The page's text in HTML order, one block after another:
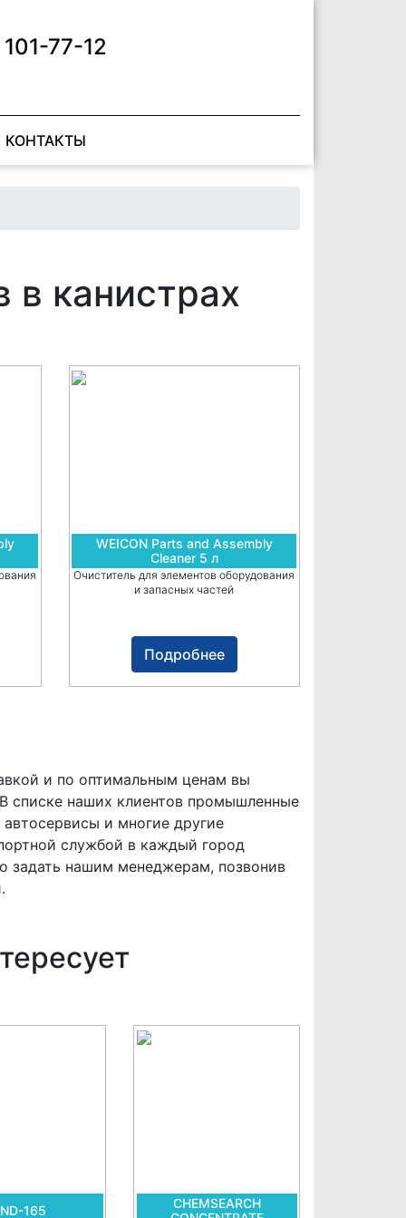
77-12
КОНТАКТЫ
в канистрах
WEICON Parts and Assembly
Cleaner 5 л
Очиститель для элементов оборудования
и запасных частей
Подробнее
и по оптимальным ценам вы
списке наших клиентов промышленные
и многие другие
службой в каждый город
нашим менеджерам, позвонив
ND-165
CHEMSEARCH